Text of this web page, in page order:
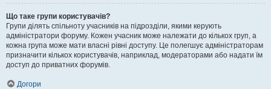
Що таке групи користувачів?
Групи ділять спільноту учасників на підрозділи, якими керують
адміністратори форуму. Кожен учасник може належати до кількох груп, а
кожна група може мати власні рівні доступу. Це полегшує адміністраторам
призначити кількох користувачів, наприклад, модераторами або надати їм
доступ до приватних форумів.
Догори